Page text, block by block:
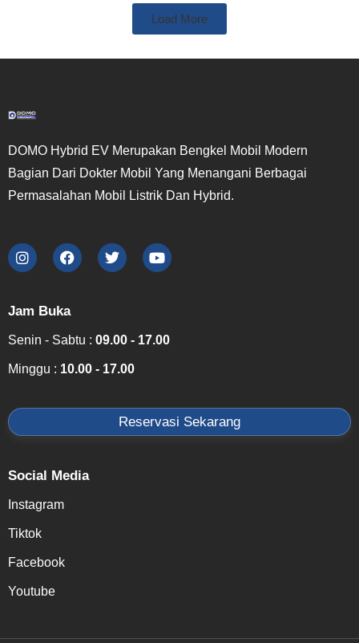
Load More
DOMO Hybrid EV Merupakan Bengkel Mobil Modern
Bagian Dari Dokter Mobil Yang Menangani Berbagai
Permasalahan Mobil Listrik Dan Hybrid.
Jam Buka
Senin - Sabtu : 09.00 - 17.00
Minggu : 10.00 - 17.00
Reservasi Sekarang
Social Media
Instagram
Tiktok
Facebook
Youtube